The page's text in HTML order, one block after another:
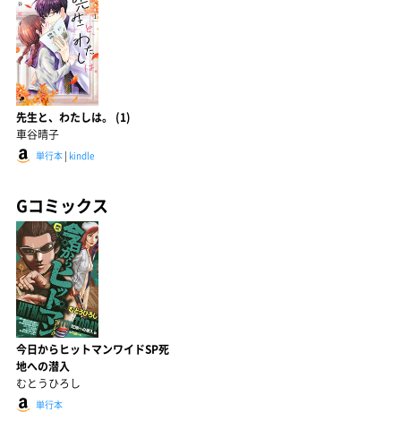
先生と、わたしは。 (1)
車谷晴子
単行本 | kindle
Gコミックス
今日からヒットマンワイドSP死
地への潜入
むとうひろし
単行本